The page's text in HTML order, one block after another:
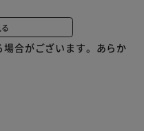
明かり。
】
約48.6mmまでの幅で取
合がございます。あらか